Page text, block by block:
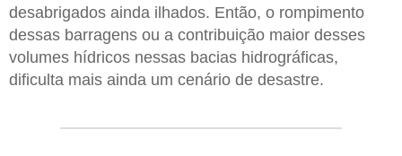
desabrigados ainda ilhados. Então, o rompimento
dessas barragens ou a contribuição maior desses
volumes hídricos nessas bacias hidrográficas,
dificulta mais ainda um cenário de desastre.